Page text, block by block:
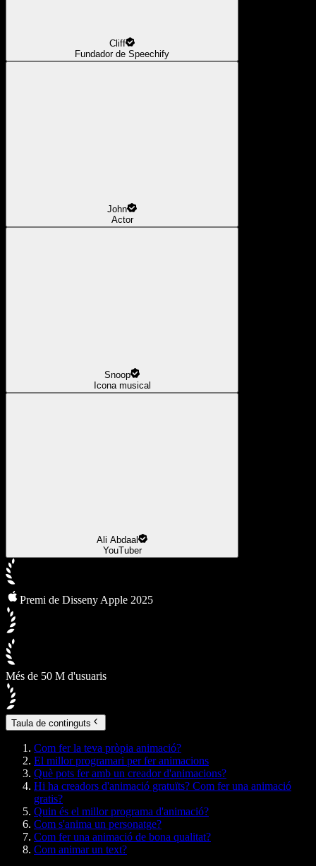
Cliff
Fundador de Speechify
John
Actor
Snoop
Icona musical
Ali Abdaal
YouTuber
Premi de Disseny Apple 2025
Més de 50 M d'usuaris
Taula de continguts
Com fer la teva pròpia animació?
El millor programari per fer animacions
Què pots fer amb un creador d'animacions?
Hi ha creadors d'animació gratuïts? Com fer una animació
gratis?
Quin és el millor programa d'animació?
Com s'anima un personatge?
Com fer una animació de bona qualitat?
Com animar un text?